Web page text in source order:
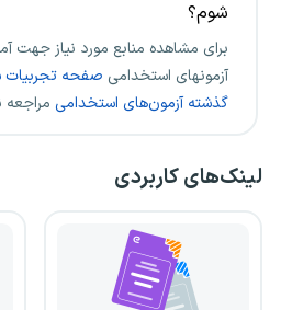
شوم؟
برای مشاهده منابع مورد نیاز جهت
آزمونهای استخدامی صفحه تجربیات
گذشته آزمون‌های استخدامی مراجعه
لینک‌های کاربردی